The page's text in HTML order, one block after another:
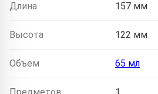
Длина 157 мм
Высота 122 мм
Объем 65 мл